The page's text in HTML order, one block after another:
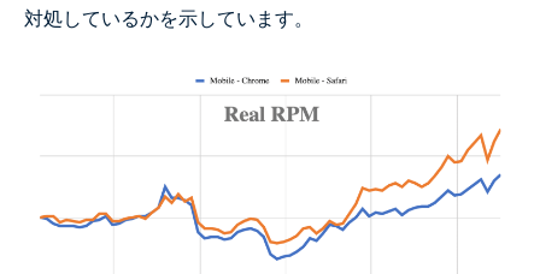
対処しているかを示しています。